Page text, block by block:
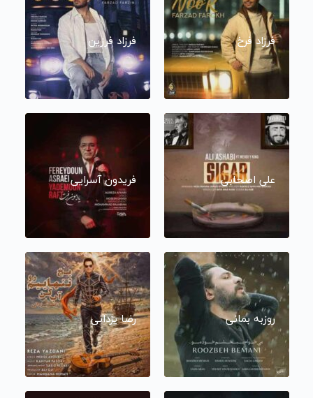
فرزاد فرخ فرزاد فرزین
علی اصحابی فریدون آسرایی
روزبه بمانی رضا یزدانی